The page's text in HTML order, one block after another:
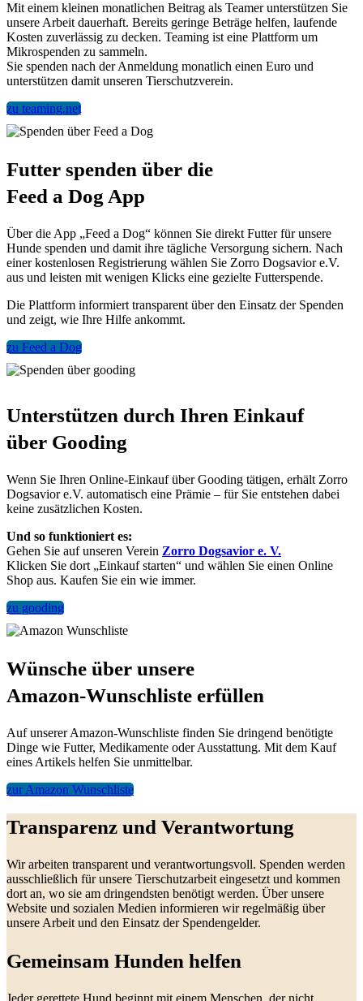
Mit einem kleinen monatlichen Beitrag als Teamer unterstützen Sie
unsere Arbeit dauerhaft. Bereits geringe Beträge helfen, laufende
Kosten zuverlässig zu decken. Teaming ist eine Plattform um
Mikrospenden zu sammeln.
Sie spenden nach der Anmeldung monatlich einen Euro und
unterstützen damit unseren Tierschutzverein.
zu teaming.net
Futter spenden über die
Feed a Dog App
Über die App „Feed a Dog“ können Sie direkt Futter für unsere
Hunde spenden und damit ihre tägliche Versorgung sichern. Nach
einer kostenlosen Registrierung wählen Sie Zorro Dogsavior e.V.
aus und leisten mit wenigen Klicks eine gezielte Futterspende.
Die Plattform informiert transparent über den Einsatz der Spenden
und zeigt, wie Ihre Hilfe ankommt.
zu Feed a Dog
Unterstützen durch Ihren Einkauf
über Gooding
Wenn Sie Ihren Online-Einkauf über Gooding tätigen, erhält Zorro
Dogsavior e.V. automatisch eine Prämie – für Sie entstehen dabei
keine zusätzlichen Kosten.
Und so funktioniert es:
Gehen Sie auf unseren Verein Zorro Dogsavior e. V.
Klicken Sie dort „Einkauf starten“ und wählen Sie einen Online
Shop aus. Kaufen Sie ein wie immer.
zu gooding
Wünsche über unsere
Amazon-Wunschliste erfüllen
Auf unserer Amazon-Wunschliste finden Sie dringend benötigte
Dinge wie Futter, Medikamente oder Ausstattung. Mit dem Kauf
eines Artikels helfen Sie unmittelbar.
zur Amazon Wunschliste
Transparenz und Verantwortung
Wir arbeiten transparent und verantwortungsvoll. Spenden werden
ausschließlich für unsere Tierschutzarbeit eingesetzt und kommen
dort an, wo sie am dringendsten benötigt werden. Über unsere
Website und sozialen Medien informieren wir regelmäßig über
unsere Arbeit und den Einsatz der Spendengelder.
Gemeinsam Hunden helfen
Jeder gerettete Hund beginnt mit einem Menschen, der nicht